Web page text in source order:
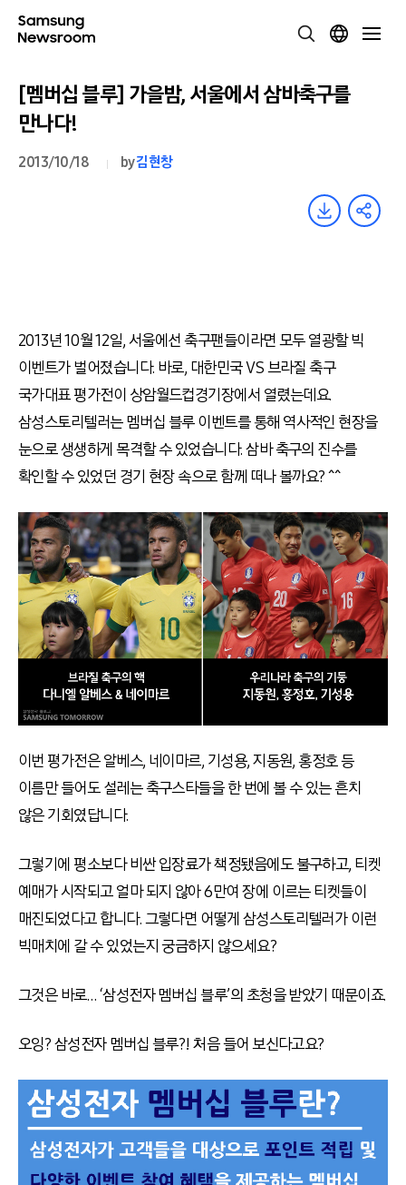
[멤버십 블루] 가을밤, 서울에서 삼바축구를
만나다!
2013/10/18 by김현창
2013년 10월 12일, 서울에선 축구팬들이라면 모두 열광할 빅
이벤트가 벌어졌습니다. 바로, 대한민국 VS 브라질 축구
국가대표 평가전이 상암월드컵경기장에서 열렸는데요.
삼성스토리텔러는 멤버십 블루 이벤트를 통해 역사적인 현장을
눈으로 생생하게 목격할 수 있었습니다. 삼바 축구의 진수를
확인할 수 있었던 경기 현장 속으로 함께 떠나 볼까요? ^^
이번 평가전은 알베스, 네이마르, 기성용, 지동원, 홍정호 등
이름만 들어도 설레는 축구스타들을 한 번에 볼 수 있는 흔치
않은 기회였답니다.
그렇기에 평소보다 비싼 입장료가 책정됐음에도 불구하고, 티켓
예매가 시작되고 얼마 되지 않아 6만여 장에 이르는 티켓들이
매진되었다고 합니다. 그렇다면 어떻게 삼성스토리텔러가 이런
빅매치에 갈 수 있었는지 궁금하지 않으세요?
그것은 바로… ‘삼성전자 멤버십 블루’의 초청을 받았기 때문이죠.
오잉? 삼성전자 멤버십 블루?! 처음 들어 보신다고요?